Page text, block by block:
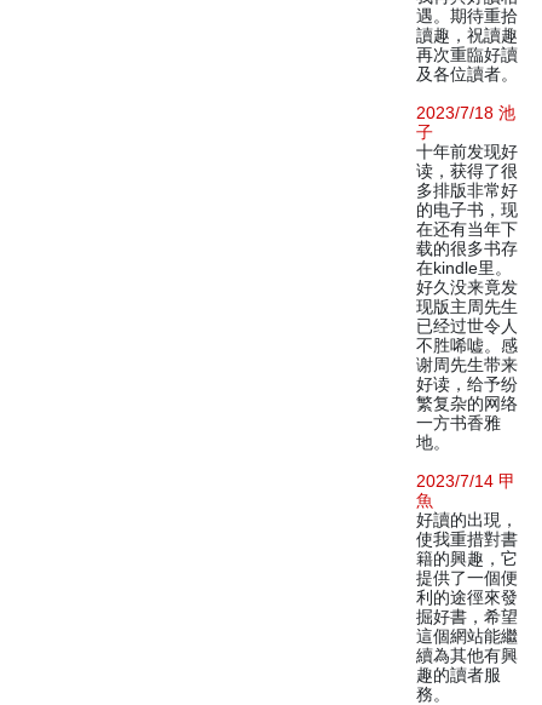
遇。期待重拾
讀趣，祝讀趣
再次重臨好讀
及各位讀者。
2023/7/18 池
子
十年前发现好
读，获得了很
多排版非常好
的电子书，现
在还有当年下
载的很多书存
在kindle里。
好久没来竟发
现版主周先生
已经过世令人
不胜唏嘘。感
谢周先生带来
好读，给予纷
繁复杂的网络
一方书香雅
地。
2023/7/14 甲
魚
好讀的出現，
使我重措對書
籍的興趣，它
提供了一個便
利的途徑來發
掘好書，希望
這個網站能繼
續為其他有興
趣的讀者服
務。